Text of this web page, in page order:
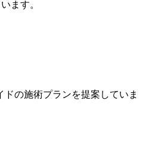
ます。
の施術プランを提案していま